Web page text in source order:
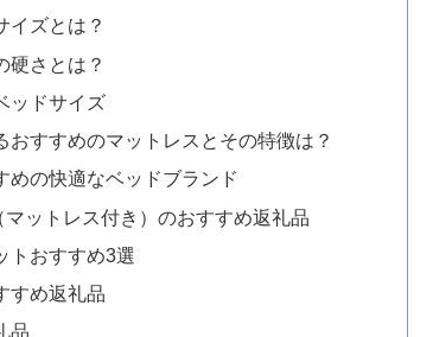
イズとは？
硬さとは？
ッドサイズ
おすすめのマットレスとその特徴は？
めの快適なベッドブランド
マットレス付き）のおすすめ返礼品
トおすすめ3選
すめ返礼品
品